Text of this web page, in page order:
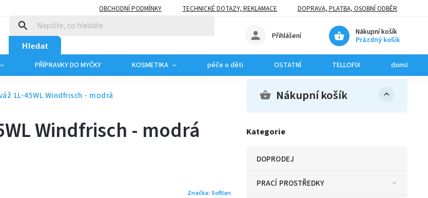
OBCHODNÍ PODMÍNKY TECHNICKÉ DOTAZY, REKLAMACE DOPRAVA, PLATBA, OSOBNÍ ODBĚR
Hledat
Nákupní košík
Prázdný košík
Přihlášení
PŘÍPRAVKY DO MYČKY KOSMETIKA péče o děti OSTATNÍ TELLOFIX domácí
1L-45WL Windfrisch - modrá Nákupní košík
Kategorie
DOPRODEJ
PRACÍ PROSTŘEDKY
Windfrisch - modrá
Značka: Softlan